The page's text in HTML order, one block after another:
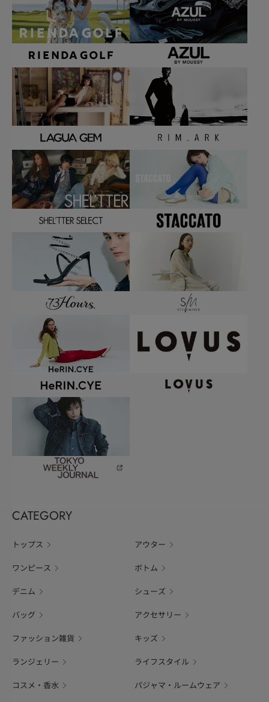
CATEGORY
トップス アウター
ワンピース ボトム
デニム シューズ
バッグ アクセサリー
ファッション雑貨 キッズ
ランジェリー ライフスタイル
コスメ・香水 パジャマ・ルームウェア